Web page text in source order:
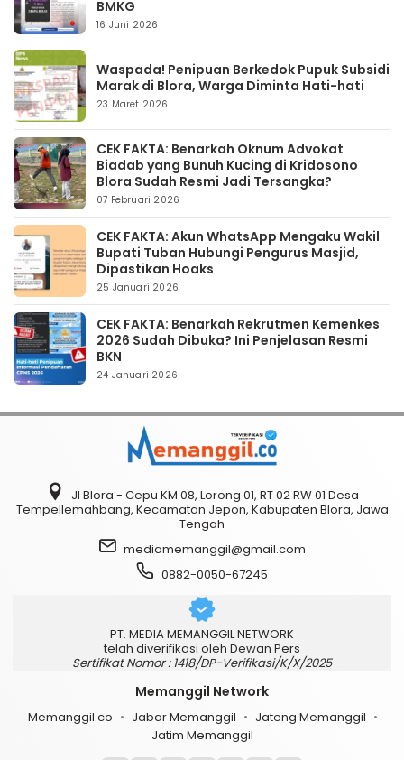
BMKG
16 Juni 2026
Waspada! Penipuan Berkedok Pupuk Subsidi
Marak di Blora, Warga Diminta Hati-hati
23 Maret 2026
CEK FAKTA: Benarkah Oknum Advokat
Biadab yang Bunuh Kucing di Kridosono
Blora Sudah Resmi Jadi Tersangka?
07 Februari 2026
CEK FAKTA: Akun WhatsApp Mengaku Wakil
Bupati Tuban Hubungi Pengurus Masjid,
Dipastikan Hoaks
25 Januari 2026
CEK FAKTA: Benarkah Rekrutmen Kemenkes
2026 Sudah Dibuka? Ini Penjelasan Resmi
BKN
24 Januari 2026
Jl Blora - Cepu KM 08, Lorong 01, RT 02 RW 01 Desa
Tempellemahbang, Kecamatan Jepon, Kabupaten Blora, Jawa
Tengah
mediamemanggil@gmail.com
0882-0050-67245
PT. MEDIA MEMANGGIL NETWORK
telah diverifikasi oleh Dewan Pers
Sertifikat Nomor : 1418/DP-Verifikasi/K/X/2025
Memanggil Network
Memanggil.co Jabar Memanggil
Jateng Memanggil
Jatim Memanggil